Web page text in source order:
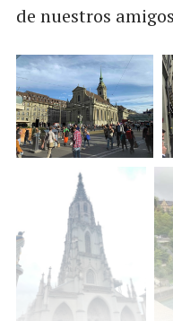
de nuestros